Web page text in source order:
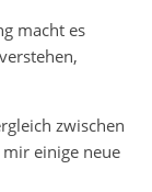
macht es
zwischen
einige neue